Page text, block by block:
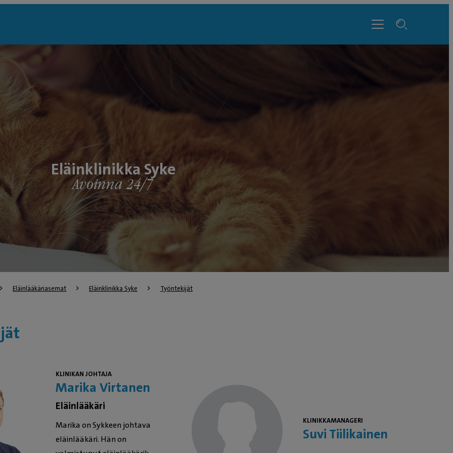
Eläinklinikka Syke
Avoinna 24/7
Eläinlääkäriasemat Eläinklinikka Syke Työntekijät
KLINIKAN JOHTAJA
Marika Virtanen
Eläinlääkäri
Marika on Sykkeen johtava
eläinlääkäri. Hän on
KLINIKKAMANAGERI
Suvi Tiilikainen